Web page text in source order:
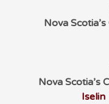
Nova
Nova Scotia’s
Iselin